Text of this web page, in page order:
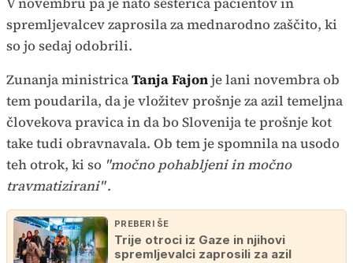
spremljevalcev zaprosila za mednarodno zaščito, ki
so jo sedaj odobrili.
Zunanja ministricaTanja Fajonje lani novembra ob
tem poudarila, da je vložitev prošnje za azil temeljna
človekova pravica in da bo Slovenija te prošnje kot
take tudi obravnavala. Ob tem je spomnila na usodo
teh otrok, ki so "močno pohabljeni in močno
travmatizirani".
PREBERI ŠE
Trije otroci iz Gaze in njihovi
spremljevalci zaprosili za azil